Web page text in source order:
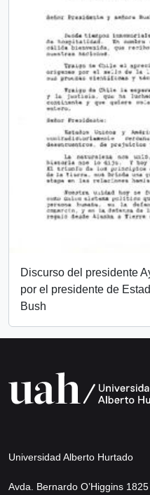
Discurso del presidente
por el presidente de
Bush
Universidad Alberto Hurtado
Avda. Bernardo O’Higgins 1825